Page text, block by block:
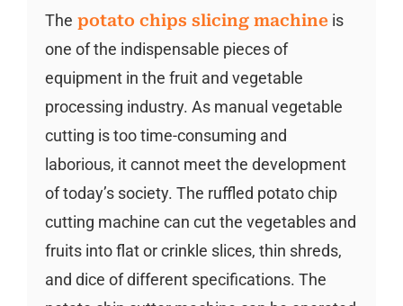
The potato chips slicing machineis
one of the indispensable pieces of
equipment in the fruit and vegetable
processing industry. As manual vegetable
cutting is too time-consuming and
laborious, it cannot meet the development
of today’s society. The ruffled potato chip
cutting machine can cut the vegetables and
fruits into flat or crinkle slices, thin shreds,
and dice of different specifications. The